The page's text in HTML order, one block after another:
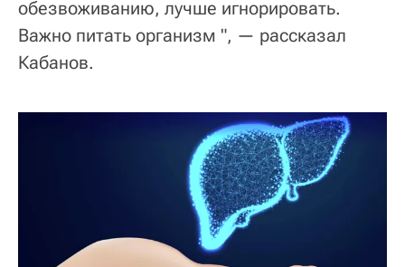
обезвоживанию, лучше игнорировать.
Важно питать организм ", — рассказал
Кабанов.